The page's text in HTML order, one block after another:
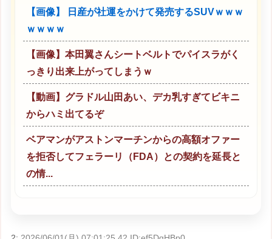
【画像】 日産が社運をかけて発売するSUVｗｗｗ
ｗｗｗｗ
【画像】本田翼さんシートベルトでパイスラがく
っきり出来上がってしまうｗ
【動画】グラドル山田あい、デカ乳すぎてビキニ
からハミ出てるぞ
ベアマンがアストンマーチンからの高額オファー
を拒否してフェラーリ（FDA）との契約を延長と
の情...